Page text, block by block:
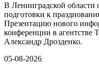
В Ленинградской области
подготовки к
Презентацию нового
конференции в агентстве
Александр Дрозденко.
05-08-2026